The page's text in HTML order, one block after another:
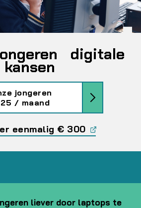
digitale
kansen
jongeren
/ maand
eenmalig € 300
liever door laptops te